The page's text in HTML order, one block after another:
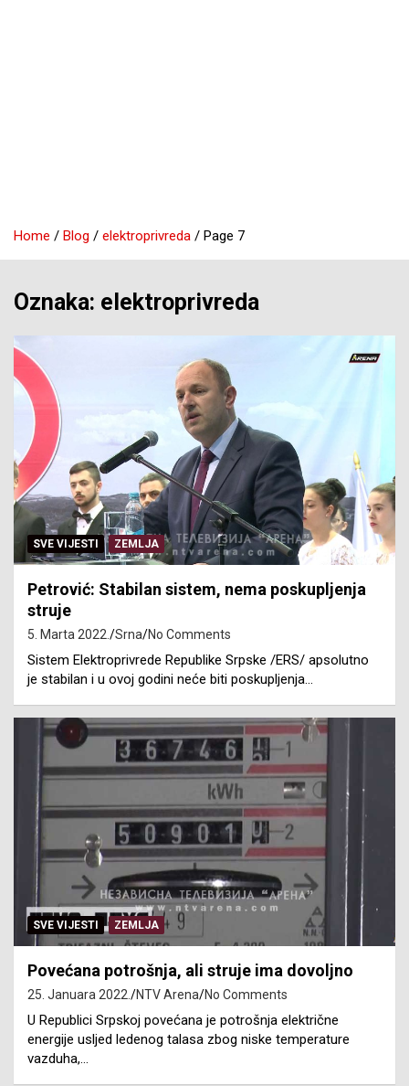
Home Blog elektroprivreda Page 7
Oznaka: elektroprivreda
SVE VIJESTI ZEMLJA
Petrović: Stabilan sistem, nema poskupljenja
struje
5. Marta 2022. Srna No Comments
Sistem Elektroprivrede Republike Srpske /ERS/ apsolutno
je stabilan i u ovoj godini neće biti poskupljenja…
SVE VIJESTI ZEMLJA
Povećana potrošnja, ali struje ima dovoljno
25. Januara 2022. NTV Arena No Comments
U Republici Srpskoj povećana je potrošnja električne
energije usljed ledenog talasa zbog niske temperature
vazduha,…